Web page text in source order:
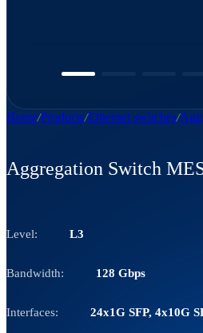
Home Products Ethernet switches
Aggregation Switch
Level: L3
Bandwidth: 128 Gbps
Interfaces: 24x1G SFP, 4x10G